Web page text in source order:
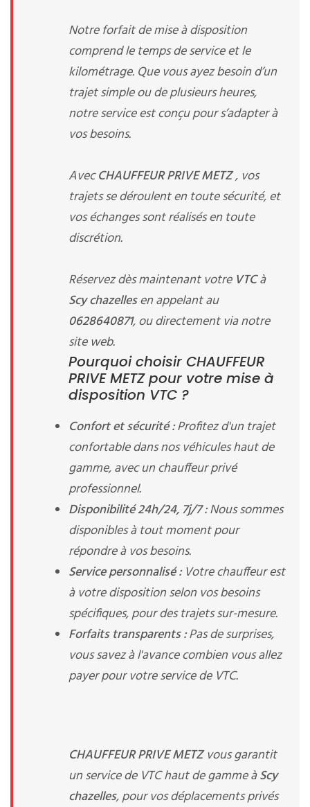
Notre forfait de mise à disposition
comprend le temps de service et le
kilométrage. Que vous ayez besoin d’un
trajet simple ou de plusieurs heures,
notre service est conçu pour s’adapter à
vos besoins.
AvecCHAUFFEUR PRIVE METZ, vos
trajets se déroulent en toute sécurité, et
vos échanges sont réalisés en toute
discrétion.
Réservez dès maintenant votre VTCà
Scy chazellesen appelant au
0628640871, ou directement via notre
site web.
Pourquoi choisir CHAUFFEUR
PRIVE METZ pour votre mise à
disposition VTC ?
Confort et sécurité :Profitez d'un trajet
confortable dans nos véhicules haut de
gamme, avec un chauffeur privé
professionnel.
Disponibilité 24h/24, 7j/7 :Nous sommes
disponibles à tout moment pour
répondre à vos besoins.
Service personnalisé :Votre chauffeur est
à votre disposition selon vos besoins
spécifiques, pour des trajets sur-mesure.
Forfaits transparents :Pas de surprises,
vous savez à l'avance combien vous allez
payer pour votre service de VTC.
CHAUFFEUR PRIVE METZvous garantit
un service de VTC haut de gamme àScy
chazelles, pour vos déplacements privés